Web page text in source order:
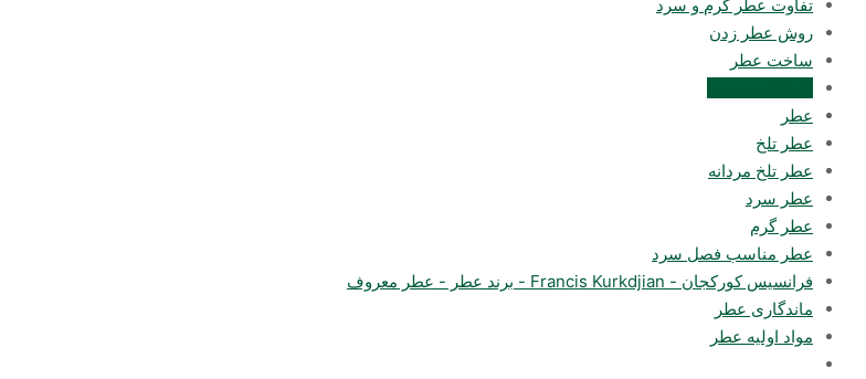
تفاوت عطر گرم و سرد
روش عطر زدن
ساخت عطر
عطر
عطر تلخ
عطر تلخ مردانه
عطر سرد
عطر گرم
عطر مناسب فصل سرد
فرانسیس کورکجان - Francis Kurkdjian - برند عطر - عطر معروف
ماندگاری عطر
مواد اولیه عطر